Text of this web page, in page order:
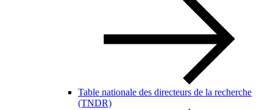
Table nationale des directeurs de la recherche
(TNDR)